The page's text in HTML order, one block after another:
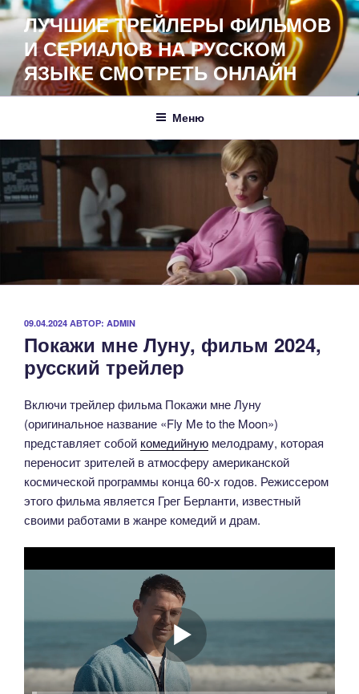
Перейти
к
содержимому
ЛУЧШИЕ ТРЕЙЛЕРЫ ФИЛЬМОВ
И СЕРИАЛОВ НА РУССКОМ
ЯЗЫКЕ СМОТРЕТЬ ОНЛАЙН
Меню
ОПУБЛИКОВАНО
09.04.2024 АВТОР: ADMIN
Покажи мне Луну, фильм 2024,
русский трейлер
Включи трейлер фильма Покажи мне Луну
(оригинальное название «Fly Me to the Moon»)
представляет собой комедийную мелодраму, которая
переносит зрителей в атмосферу американской
космической программы конца 60-х годов. Режиссером
этого фильма является Грег Берланти, известный
своими работами в жанре комедий и драм.